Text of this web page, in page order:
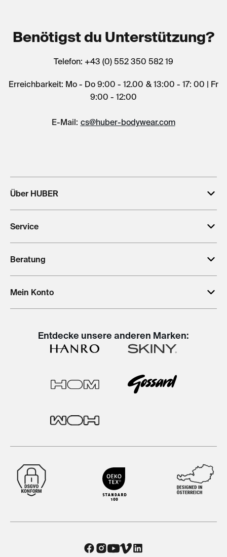
Benötigst du Unterstützung?
Telefon: +43 (0) 552 350 582 19
Erreichbarkeit: Mo - Do 9:00 - 12.00 & 13:00 - 17: 00 | Fr
9:00 - 12:00
E-Mail: cs@huber-bodywear.com
Über HUBER
Service
Beratung
Mein Konto
Entdecke unsere anderen Marken: